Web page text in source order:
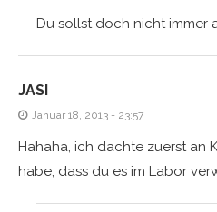
Du sollst doch nicht immer
JASI
Januar 18, 2013 - 23:57
Hahaha, ich dachte zuerst an
habe, dass du es im Labor